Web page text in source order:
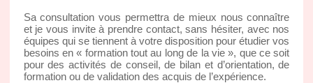
Sa consultation vous permettra de mieux nous connaître
et je vous invite à prendre contact, sans hésiter, avec nos
équipes qui se tiennent à votre disposition pour étudier vos
besoins en « formation tout au long de la vie », que ce soit
pour des activités de conseil, de bilan et d’orientation, de
formation ou de validation des acquis de l’expérience.